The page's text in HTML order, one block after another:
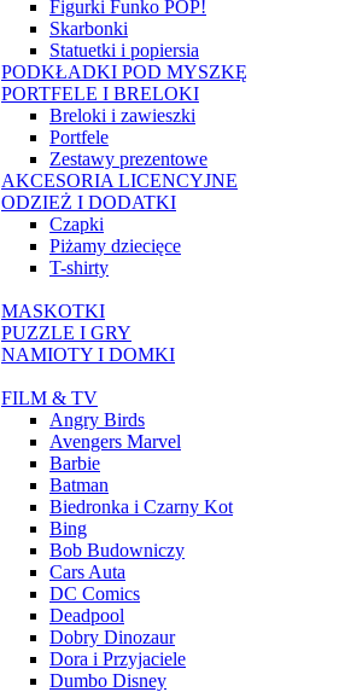
Figurki Funko POP!
Skarbonki
Statuetki i popiersia
PODKŁADKI POD MYSZKĘ
PORTFELE I BRELOKI
Breloki i zawieszki
Portfele
Zestawy prezentowe
AKCESORIA LICENCYJNE
ODZIEŻ I DODATKI
Czapki
Piżamy dziecięce
T-shirty
MASKOTKI
PUZZLE I GRY
NAMIOTY I DOMKI
FILM & TV
Angry Birds
Avengers Marvel
Barbie
Batman
Biedronka i Czarny Kot
Bing
Bob Budowniczy
Cars Auta
DC Comics
Deadpool
Dobry Dinozaur
Dora i Przyjaciele
Dumbo Disney